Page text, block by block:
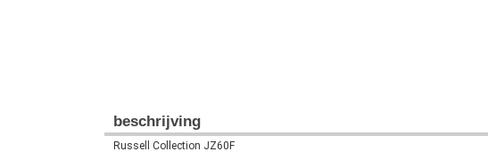
beschrijving
Russell Collection JZ60F